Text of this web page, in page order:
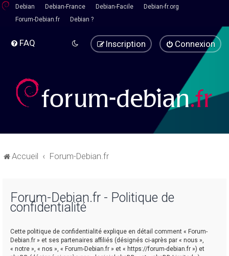
Debian Debian-France Debian-Facile
Debian-fr.org
Forum-Debian.fr
Debian ?
FAQ Connexion
Inscription
Accueil Forum-Debian.fr
Forum-Debian.fr - Politique de
confidentialité
Cette politique de confidentialité explique en détail comment « Forum-
Debian.fr » et ses partenaires affiliés (désignés ci-après par « nous »,
« notre », « nos », « Forum-Debian.fr » et « https://forum-debian.fr ») et